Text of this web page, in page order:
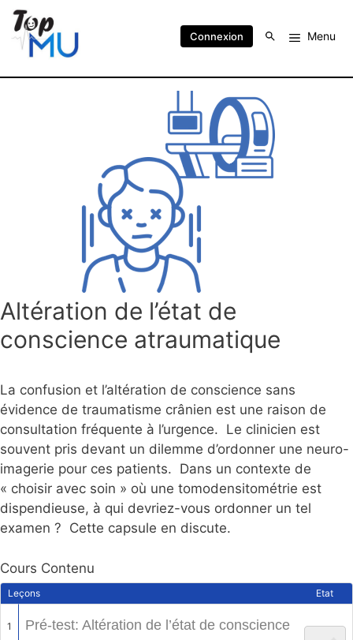
Connexion Menu
Altération de l’état de
conscience atraumatique
La confusion et l’altération de conscience sans
évidence de traumatisme crânien est une raison de
consultation fréquente à l’urgence. Le clinicien est
souvent pris devant un dilemme d’ordonner une neuro-
imagerie pour ces patients. Dans un contexte de
« choisir avec soin » où une tomodensitométrie est
dispendieuse, à qui devriez-vous ordonner un tel
examen ? Cette capsule en discute.
Cours Contenu
Leçons Etat
1 Pré-test: Altération de l’état de conscience